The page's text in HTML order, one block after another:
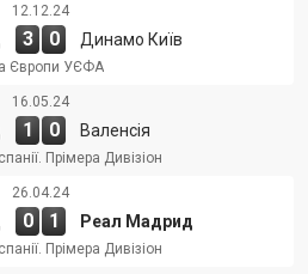
12.12.24
3 0 Динамо Київ
Європи УЄФА
16.05.24
1 0 Валенсія
Прімера Дивізіон
26.04.24
0 1 Реал Мадрид
Прімера Дивізіон